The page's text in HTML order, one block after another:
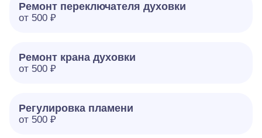
Ремонт переключателя духовки
от 500 ₽
Ремонт крана духовки
от 500 ₽
Регулировка пламени
от 500 ₽